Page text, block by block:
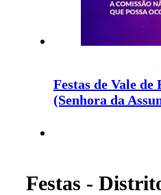
Festas de Vale
(Senhora da
Festas -